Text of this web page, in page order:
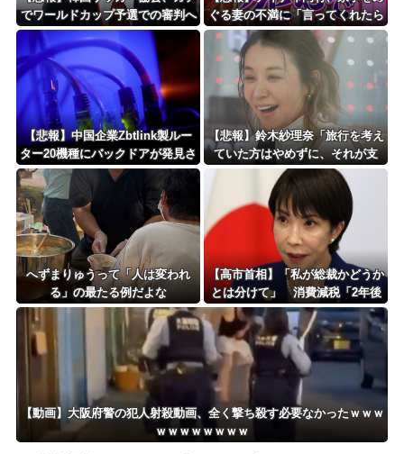
でワールドカップ予選での審判へ
の性接待がバレ大炎上大騒ぎにｗ
ｗｗｗｗｗｗｗ
ぐる妻の不満に「言ってくれたら
済む話やん」になるみ「バイトや
ったらクビやで」説教受け黙り込
む
【悲報】中国企業Zbtlink製ルー
ター20機種にバックドアが発見さ
れるｗｗｗｗｗｗｗｗｗ
【悲報】鈴木紗理奈「旅行を考え
ていた方はやめずに、それが支
援」
へずまりゅうって「人は変われ
る」の最たる例だよな
【高市首相】「私が総裁かどうか
とは分けて」 消費減税「2年後
に私の責任で戻す」発言を説明
【動画】大阪府警の犯人射殺動画、全く撃ち殺す必要なかったｗｗｗ
ｗｗｗｗｗｗｗｗ